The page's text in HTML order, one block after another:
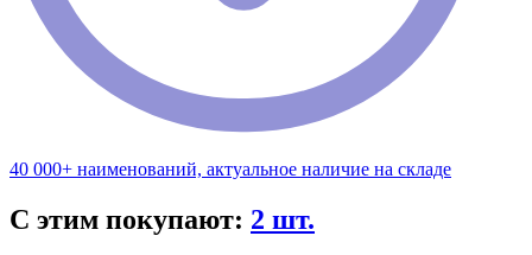
40 000+ наименований, актуальное наличие на складе
С этим покупают: 2 шт.